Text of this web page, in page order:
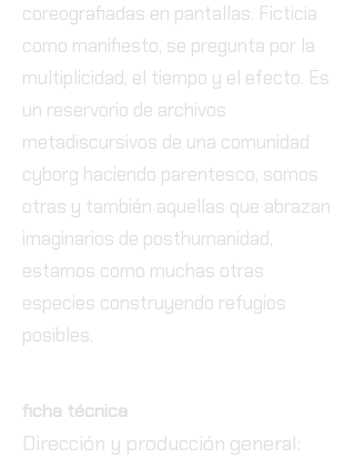
coreografiadas en pantallas. Ficticia
como manifiesto, se pregunta por la
multiplicidad, el tiempo y el efecto. Es
un reservorio de archivos
metadiscursivos de una comunidad
cyborg haciendo parentesco, somos
otras y también aquellas que abrazan
imaginarios de posthumanidad,
estamos como muchas otras
especies construyendo refugios
posibles.
ficha técnica
Dirección y producción general: